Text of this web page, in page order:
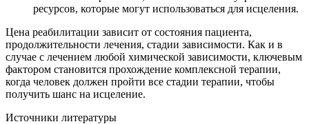
ресурсов, которые могут использоваться для исцеления.
Цена реабилитации зависит от состояния пациента,
продолжительности лечения, стадии зависимости. Как и в
случае с лечением любой химической зависимости, ключевым
фактором становится прохождение комплексной терапии,
когда человек должен пройти все стадии терапии, чтобы
получить шанс на исцеление.
Источники литературы